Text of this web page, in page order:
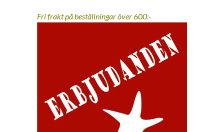
Fri frakt på beställningar över 600:-